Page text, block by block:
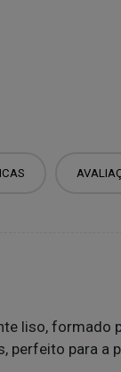
liso,
perfeito para a